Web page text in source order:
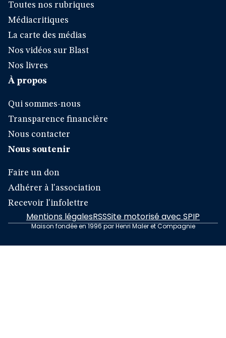
Toutes nos rubriques
Médiacritiques
La carte des médias
Nos vidéos sur Blast
Nos livres
À propos
Qui sommes-nous
Transparence financière
Nous contacter
Nous soutenir
Faire un don
Adhérer à l'association
Recevoir l'infolettre
Mentions légalesRSSSite motorisé avec SPIP
Maison fondée en 1996 par Henri Maler et Compagnie